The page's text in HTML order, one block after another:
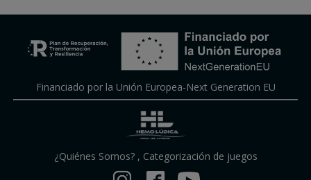
Financiado por la Unión Europea-Next Generation EU
¿Quiénes Somos?, Categorización de juegos